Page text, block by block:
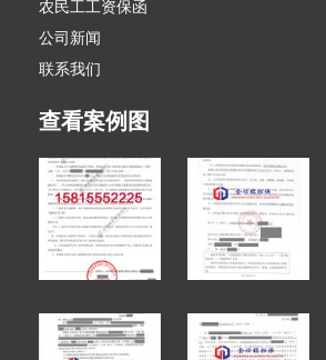
农民工工资保函
公司新闻
联系我们
查看案例图